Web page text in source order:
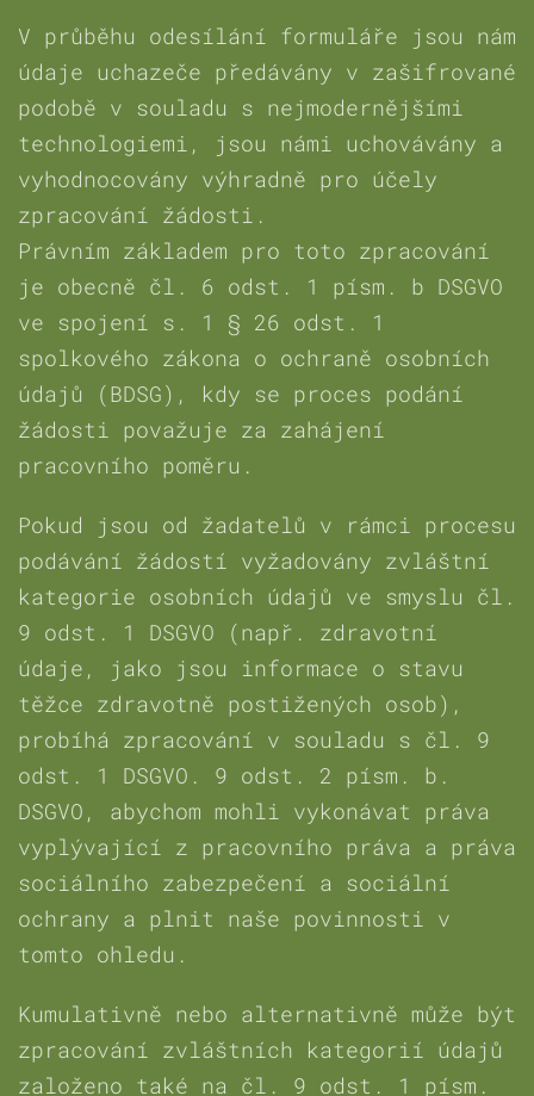
V průběhu odesílání formuláře jsou nám
údaje uchazeče předávány v zašifrované
podobě v souladu s nejmodernějšími
technologiemi, jsou námi uchovávány a
vyhodnocovány výhradně pro účely
zpracování žádosti.
Právním základem pro toto zpracování
je obecně čl. 6 odst. 1 písm. b DSGVO
ve spojení s. 1 § 26 odst. 1
spolkového zákona o ochraně osobních
údajů (BDSG), kdy se proces podání
žádosti považuje za zahájení
pracovního poměru.
Pokud jsou od žadatelů v rámci procesu
podávání žádostí vyžadovány zvláštní
kategorie osobních údajů ve smyslu čl.
9 odst. 1 DSGVO (např. zdravotní
údaje, jako jsou informace o stavu
těžce zdravotně postižených osob),
probíhá zpracování v souladu s čl. 9
odst. 1 DSGVO. 9 odst. 2 písm. b.
DSGVO, abychom mohli vykonávat práva
vyplývající z pracovního práva a práva
sociálního zabezpečení a sociální
ochrany a plnit naše povinnosti v
tomto ohledu.
Kumulativně nebo alternativně může být
zpracování zvláštních kategorií údajů
založeno také na čl. 9 odst. 1 písm.